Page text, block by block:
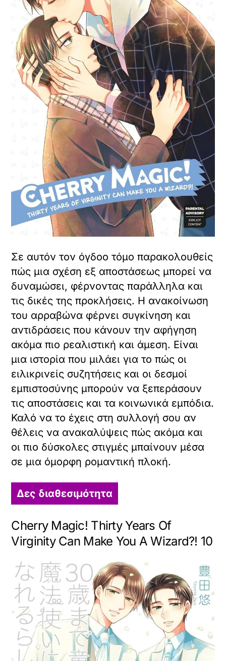
Σε αυτόν τον όγδοο τόμο παρακολουθείς
πώς μια σχέση εξ αποστάσεως μπορεί να
δυναμώσει, φέρνοντας παράλληλα και
τις δικές της προκλήσεις. Η ανακοίνωση
του αρραβώνα φέρνει συγκίνηση και
αντιδράσεις που κάνουν την αφήγηση
ακόμα πιο ρεαλιστική και άμεση. Είναι
μια ιστορία που μιλάει για το πώς οι
ειλικρινείς συζητήσεις και οι δεσμοί
εμπιστοσύνης μπορούν να ξεπεράσουν
τις αποστάσεις και τα κοινωνικά εμπόδια.
Καλό να το έχεις στη συλλογή σου αν
θέλεις να ανακαλύψεις πώς ακόμα και
οι πιο δύσκολες στιγμές μπαίνουν μέσα
σε μια όμορφη ρομαντική πλοκή.
Δες διαθεσιμότητα
Cherry Magic! Thirty Years Of
Virginity Can Make You A Wizard?! 10